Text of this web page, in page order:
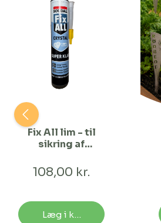
Fix All lim - til
sikring af
monumenter
108,00 kr.
Læg i kurv